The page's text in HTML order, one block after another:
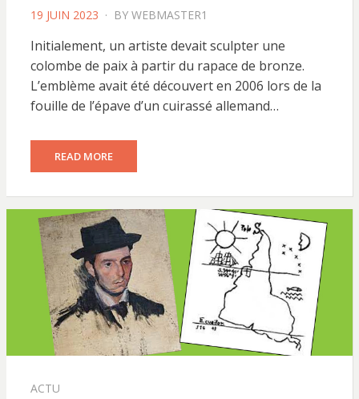
POSTED
19 JUIN 2023 BY WEBMASTER1
Initialement, un artiste devait sculpter une
colombe de paix à partir du rapace de bronze.
L’emblème avait été découvert en 2006 lors de la
fouille de l’épave d’un cuirassé allemand…
READ MORE
ACTU